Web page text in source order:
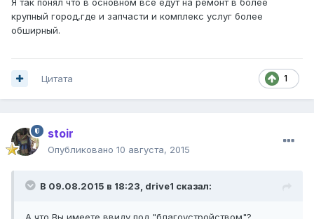
крупный город,где и запчасти и комплекс услуг более
обширный.
1
Цитата
stoir
Опубликовано 10 августа, 2015
В 09.08.2015 в 18:23, drive1 сказал:
А что Вы имеете ввиду под "благоустройством"?